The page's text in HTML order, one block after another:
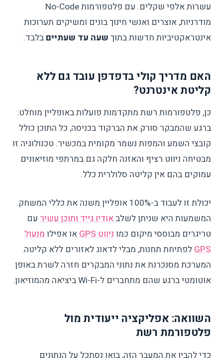
עשרות אלפי שקלים. עם פלטפורמות No-Code
מודרניות, אוצרים ואנשי חינוך בונים ומשיקים תערוכות
אינטראקטיביות חדשות בתוך שעה עד שעתיים בלבד.
האם מדריך קולי בדפדפן עובד גם ללא
קליטת אינטרנט?
כן, פלטפורמות רשת מתקדמות פועלות באופליין מוחלט.
ברגע שהמבקר סורק את הברקוד בכניסה, כל התוכן כולל
קובצי השמע והמפות נשמר מקומית במכשיר. טכנולוגיה זו
מבטיחה ניווט רציף והאזנה חלקה גם במרתפי מוזיאונים
עמוקים בהם אין קליטה סלולרית כלל.
יכולת זו לעבוד ב-100% אופליין משנה את כללי המשחק.
המשמעות היא שניתן לשלבאודיו גייד ותוכן עשיר עם
טריגרים מבוססי מיקום כמו ניווט GPS או אפילו מנעול
GPS לפתיחת תחנות, מבלי לדאוג לאזורים ללא קליטה.
המערכת מסנכרנת את נתוני המבקרים חזרה לשרת באופן
אוטומטי ברגע שהם מתחברים ל-Wi-Fi ביציאה מהמוזיאון.
השוואה: אפליקציה ייעודית מול
פלטפורמת רשת
כדי להבין את המעבר הזה, בואו נסתכל על הנתונים